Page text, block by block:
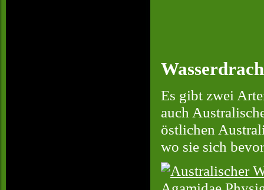
Es gibt zwei
auch
östlichen
wo sie sich